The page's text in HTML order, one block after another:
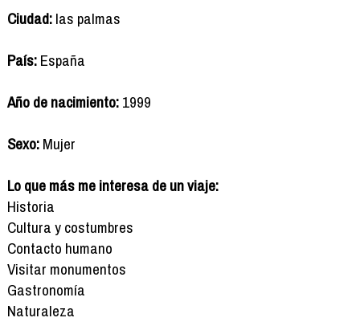
Ciudad:las palmas
País:España
Año de nacimiento:1999
Sexo:Mujer
Lo que más me interesa de un viaje:
Historia
Cultura y costumbres
Contacto humano
Visitar monumentos
Gastronomía
Naturaleza